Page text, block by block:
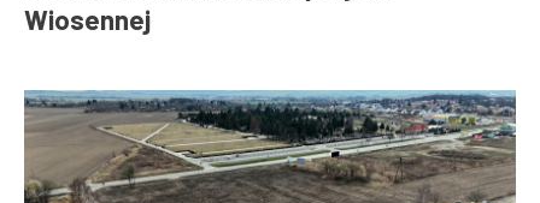
Dzierżoniów
Wiosennej